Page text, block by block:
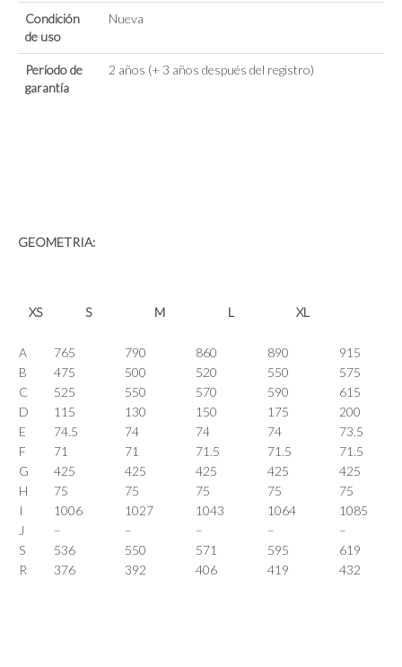
Condición
de uso
Nueva
Período de
garantía
2 años (+ 3 años después del registro)
GEOMETRIA:
XS S M L XL
A 765 790 860 890
915
B
475 500 520 550
575
C
525 550 570 590
615
D
115 130 150 175
200
E
74.5 74 74 74
73.5
F
71 71 71.5 71.5
71.5
G
425 425 425 425
425
H
75 75 75 75
75
I
1006 1027 1043 1064
1085
J
– – – –
–
S
536 550 571 595
619
R
376 392 406 419 432